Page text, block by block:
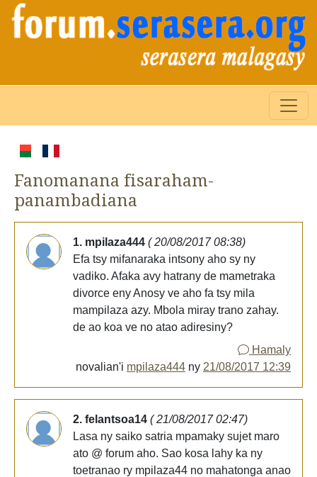
Fanomanana fisaraham-
panambadiana
1. mpilaza444 ( 20/08/2017 08:38)
Efa tsy mifanaraka intsony aho sy ny
vadiko. Afaka avy hatrany de mametraka
divorce eny Anosy ve aho fa tsy mila
mampilaza azy. Mbola miray trano zahay.
de ao koa ve no atao adiresiny?
Hamaly
novalian'i mpilaza444 ny 21/08/2017 12:39
2. felantsoa14 ( 21/08/2017 02:47)
Lasa ny saiko satria mpamaky sujet maro
ato @ forum aho. Sao kosa lahy ka ny
toetranao ry mpilaza44 no mahatonga anao